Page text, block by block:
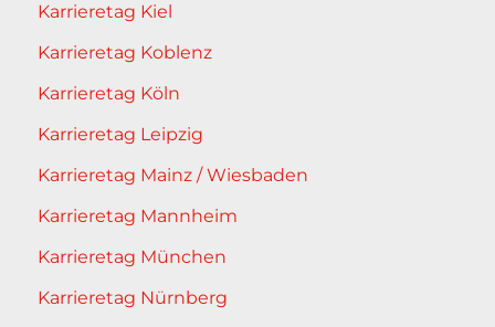
Karrieretag Kiel
Karrieretag Koblenz
Karrieretag Köln
Karrieretag Leipzig
Karrieretag Mainz / Wiesbaden
Karrieretag Mannheim
Karrieretag München
Karrieretag Nürnberg